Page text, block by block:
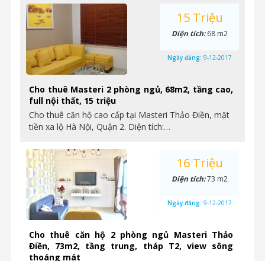
Cho thuê Masteri 2 phòng ngủ, 68m2, tầng cao,
full nội thất, 15 triệu
Cho thuê căn hộ cao cấp tại Masteri Thảo Điền, mặt
tiền xa lộ Hà Nội, Quận 2. Diện tích:…
15 Triệu
Diện tích:68 m2
Ngày đăng: 9-12-2017
Cho thuê căn hộ 2 phòng ngủ Masteri Thảo
Điền, 73m2, tầng trung, tháp T2, view sông
thoáng mát
16 Triệu
Diện tích:73 m2
Ngày đăng: 9-12-2017